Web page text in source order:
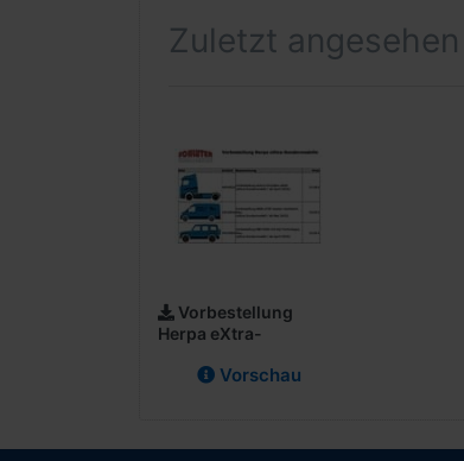
Zuletzt angesehen
Vorbestellung
Herpa eXtra-
Vorschau